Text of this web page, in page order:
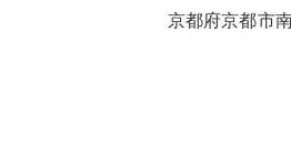
京都府京都市